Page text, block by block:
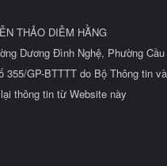
THẢO DIỄM HẰNG
Dương Đình Nghệ, Phường
GP-BTTTT do Bộ Thông tin
thông tin từ Website này